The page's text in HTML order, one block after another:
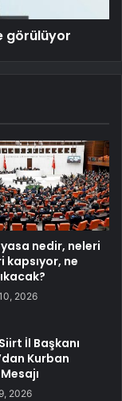
görülüyor
nedir, neleri
kapsıyor, ne
2026
İl Başkanı
Kurban
2026